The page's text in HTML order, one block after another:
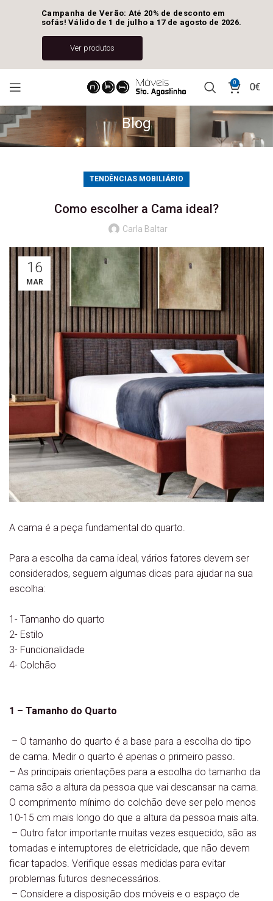
0 0€
Blog
TENDÊNCIAS MOBILIÁRIO
Como escolher a Cama ideal?
Carla Baltar
16
MAR
A cama é a peça fundamental do quarto.
Para a escolha da cama ideal, vários fatores devem ser
considerados, seguem algumas dicas para ajudar na sua
escolha:
1- Tamanho do quarto
2- Estilo
3- Funcionalidade
4- Colchão
1 – Tamanho do Quarto
– O tamanho do quarto é a base para a escolha do tipo
de cama. Medir o quarto é apenas o primeiro passo.
– As principais orientações para a escolha do tamanho da
cama são a altura da pessoa que vai descansar na cama.
O comprimento mínimo do colchão deve ser pelo menos
10-15 cm mais longo do que a altura da pessoa mais alta.
– Outro fator importante muitas vezes esquecido, são as
tomadas e interruptores de eletricidade, que não devem
ficar tapados. Verifique essas medidas para evitar
problemas futuros desnecessários.
– Considere a disposição dos móveis e o espaço de
Campanha de Verão: Até 20% de desconto em
sofás! Válido de 1 de julho a 17 de agosto de 2026.
Ver produtos